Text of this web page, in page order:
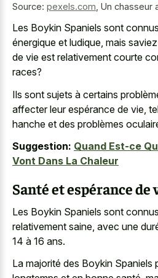
Source: pexels.com Un chasseur
Les Boykin Spaniels sont
énergique et ludique, mais
de vie est relativement courte
races?
Ils sont sujets à certains
affecter leur espérance de vie,
hanche et des problèmes
Suggestion: Quand Est-ce
Vont Dans La Chaleur
Santé et espérance de
Les Boykin Spaniels sont
relativement saine, avec une
14 à 16 ans.
La majorité des Boykin Spaniels